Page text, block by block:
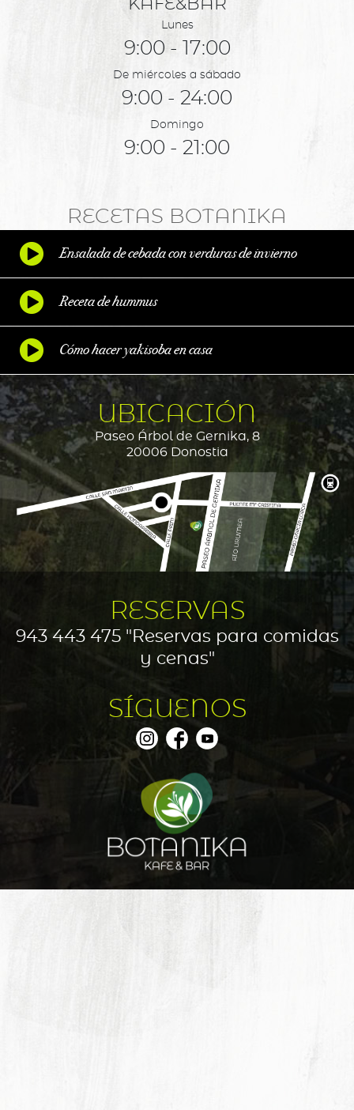
Lunes
9:00 - 17:00
De miércoles a sábado
9:00 - 24:00
Domingo
9:00 - 21:00
RECETAS BOTANIKA
Ensalada de cebada con verduras de invierno
Receta de hummus
Cómo hacer yakisoba en casa
UBICACIÓN
Paseo Árbol de Gernika, 8
20006 Donostia
RESERVAS
943 443 475 "Reservas para comidas
y cenas"
SÍGUENOS